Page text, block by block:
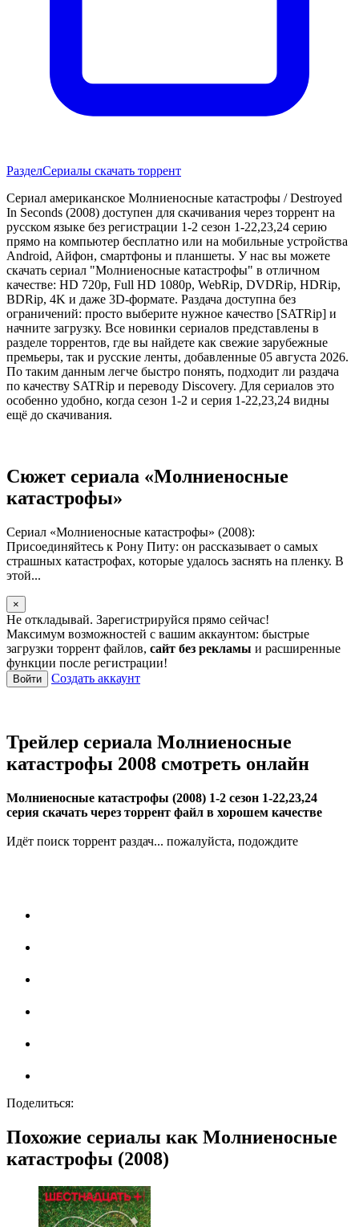
РазделСериалы скачать торрент
Сериал американское Молниеносные катастрофы / Destroyed
In Seconds (2008) доступен для скачивания через торрент на
русском языке без регистрации 1-2 сезон 1-22,23,24 серию
прямо на компьютер бесплатно или на мобильные устройства
Android, Айфон, смартфоны и планшеты. У нас вы можете
скачать сериал "Молниеносные катастрофы" в отличном
качестве: HD 720p, Full HD 1080p, WebRip, DVDRip, HDRip,
BDRip, 4K и даже 3D-формате. Раздача доступна без
ограничений: просто выберите нужное качество [SATRip] и
начните загрузку. Все новинки сериалов представлены в
разделе торрентов, где вы найдете как свежие зарубежные
премьеры, так и русские ленты, добавленные 05 августа 2026.
По таким данным легче быстро понять, подходит ли раздача
по качеству SATRip и переводу Discovery. Для сериалов это
особенно удобно, когда сезон 1-2 и серия 1-22,23,24 видны
ещё до скачивания.
Сюжет сериала «Молниеносные
катастрофы»
Сериал «Молниеносные катастрофы» (2008):
Присоединяйтесь к Рону Питу: он рассказывает о самых
страшных катастрофах, которые удалось заснять на пленку. В
этой...
×
Не откладывай. Зарегистрируйся прямо сейчас!
Максимум возможностей с вашим аккаунтом: быстрые
загрузки торрент файлов, сайт без рекламы и расширенные
функции после регистрации!
Войти Создать аккаунт
Трейлер сериала Молниеносные
катастрофы 2008 смотреть онлайн
Молниеносные катастрофы (2008) 1-2 сезон 1-22,23,24
серия скачать через торрент файл в хорошем качестве
Идёт поиск торрент раздач... пожалуйста, подождите
Поделиться:
Похожие сериалы как Молниеносные
катастрофы (2008)